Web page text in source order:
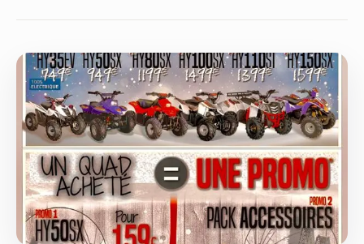
Actualités
Le groupe
Contact